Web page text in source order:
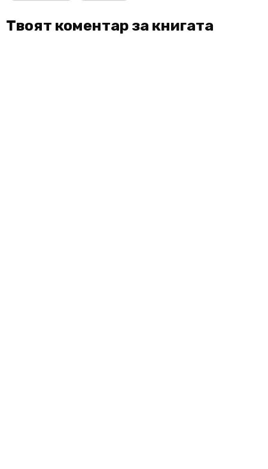
Твоят коментар за книгата